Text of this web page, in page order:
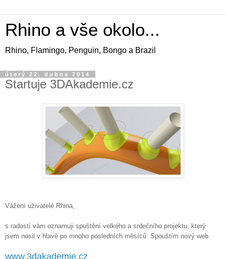
Rhino a vše okolo...
Rhino, Flamingo, Penguin, Bongo a Brazil
úterý 22. dubna 2014
Startuje 3DAkademie.cz
Vážení uživatelé Rhina,
s radostí vám oznamuji spuštění velkého a srdečního projektu, který
jsem nosil v hlavě po mnoho posledních měsíců. Spouštím nový web
www.3dakademie.cz